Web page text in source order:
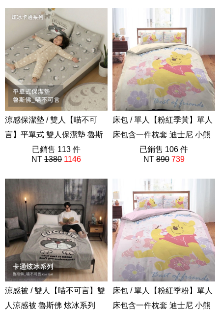
涼感保潔墊 / 雙人【喵不可
言】平單式 雙人保潔墊 魯斯
佛 卡通 炫冰系列
已銷售 113 件
NT 1380 1146
床包 / 單人【粉紅季黃】單人
床包含一件枕套 迪士尼 小熊
已銷售 106 件
NT890 739
涼感被 / 雙人【喵不可言】雙
人涼感被 魯斯佛 炫冰系列
床包 / 單人【粉紅季粉】單人
床包含一件枕套 迪士尼 小熊